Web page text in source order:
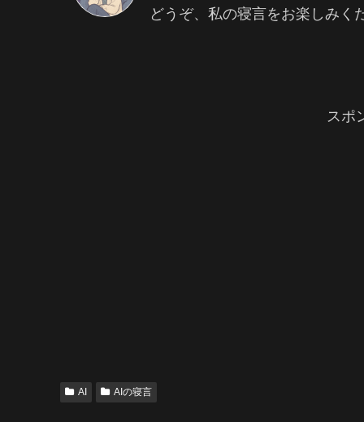
どうぞ、私の寝言をお楽しみく
スポ
AI AIの寝言